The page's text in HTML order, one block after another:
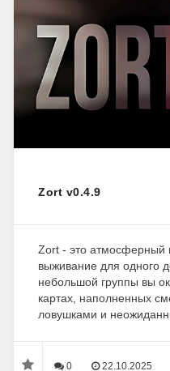
Zort v0.4.9
Zort - это атмосферный
выживание для одного
небольшой группы вы
картах, наполненных
ловушками и
0 22.10.2025